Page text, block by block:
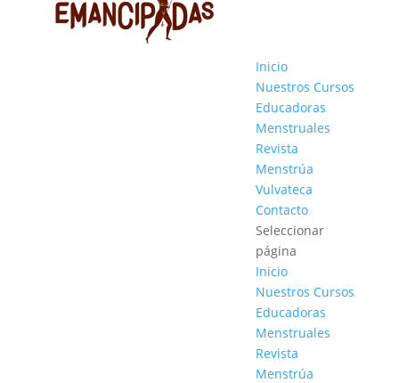
Inicio
Nuestros Cursos
Educadoras
Menstruales
Revista
Menstrúa
Vulvateca
Contacto
Seleccionar
página
Inicio
Nuestros Cursos
Educadoras
Menstruales
Revista
Menstrúa